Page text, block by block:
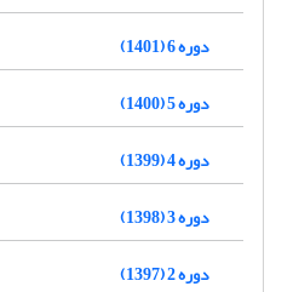
دوره 6 (1401)
دوره 5 (1400)
دوره 4 (1399)
دوره 3 (1398)
دوره 2 (1397)